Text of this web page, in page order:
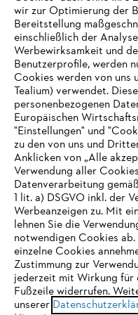
Unternehmen
Häufig gestellte
Service
Datenschutzrichtlinien
IHR BROWSER
UNTERSTÜTZT
Sie nutzen einen
eine optimale Nutzung
einem der folgenden
wir zur Optimierung der
Bereitstellung
einschließlich der
Werbewirksamkeit und
Benutzerprofile, werden
Cookies werden von uns
Tealium) verwendet.
personenbezogenen
Europäischen
"Einstellungen" und
zu den von uns und
Anklicken von „Alle
Verwendung aller
Datenverarbeitung
1 lit. a) DSGVO inkl. der
Werbeanzeigen zu. Mit
lehnen Sie die
notwendigen Cookies
einzelne Cookies
Zustimmung zur
jederzeit mit Wirkung für
Fußzeile widerrufen.
unserer